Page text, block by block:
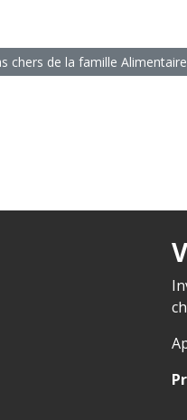
chers de la famille Alimentaire